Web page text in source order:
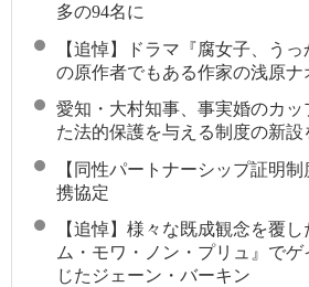
多の94名に
【追悼】ドラマ『腐女子、うっ
の原作者でもある作家の浅原ナ
愛知・大村知事、事実婚のカッ
た法的保護を与える制度の新
【同性パートナーシップ証明
携協定
【追悼】様々な既成観念を覆
ム・モワ・ノン・プリュ』で
じたジェーン・バーキン